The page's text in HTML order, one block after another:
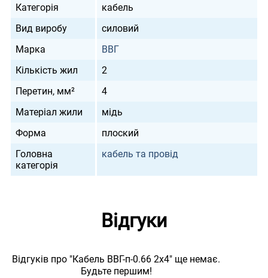
Категорія
кабель
Вид виробу
силовий
Марка
ВВГ
Кількість жил
2
Перетин, мм²
4
Матеріал жили
мідь
Форма
плоский
Головна
категорія
кабель та провід
Відгуки
Відгуків про "Кабель ВВГ-п-0.66 2х4" ще немає.
Будьте першим!